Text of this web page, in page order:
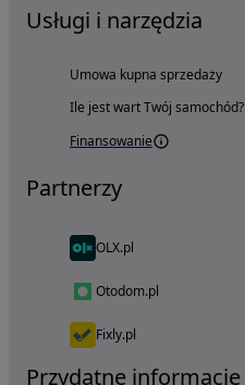
Usługi i narzędzia
Umowa kupna sprzedaży
Ile jest wart Twój samochód?
Finansowanie
Partnerzy
OLX.pl
Otodom.pl
Fixly.pl
Przydatne informacje